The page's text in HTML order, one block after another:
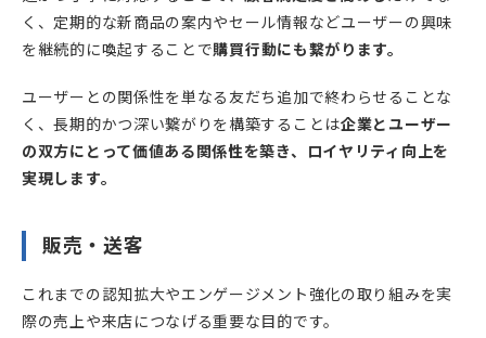
く、定期的な新商品の案内やセール情報などユーザーの興味
を継続的に喚起することで購買行動にも繋がります。
ユーザーとの関係性を単なる友だち追加で終わらせることな
く、長期的かつ深い繋がりを構築することは企業とユーザー
の双方にとって価値ある関係性を築き、ロイヤリティ向上を
実現します。
販売・送客
これまでの認知拡大やエンゲージメント強化の取り組みを実
際の売上や来店につなげる重要な目的です。